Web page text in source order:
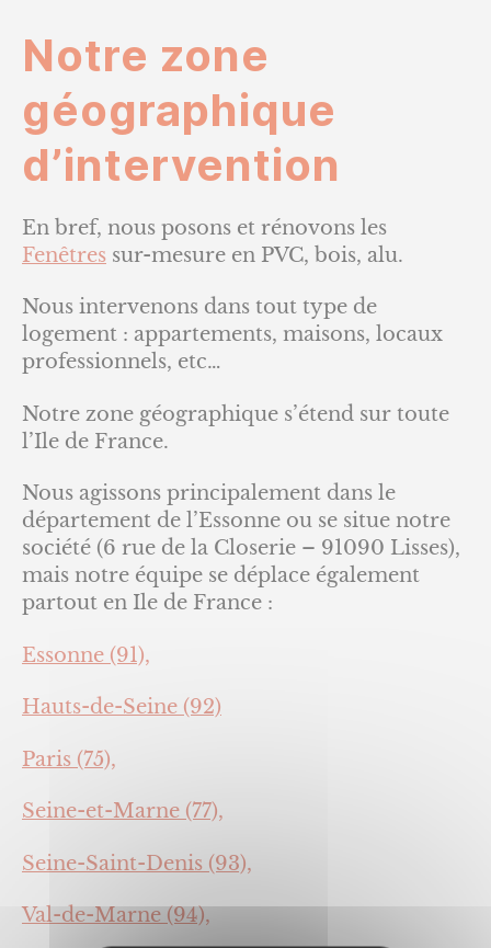
Notre zone
géographique
d’intervention
En bref, nous posons et rénovons les
Fenêtres sur-mesure en PVC, bois, alu.
Nous intervenons dans tout type de
logement : appartements, maisons, locaux
professionnels, etc…
Notre zone géographique s’étend sur toute
l’Ile de France.
Nous agissons principalement dans le
département de l’Essonne ou se situe notre
société (6 rue de la Closerie – 91090 Lisses),
mais notre équipe se déplace également
partout en Ile de France :
Essonne (91),
Hauts-de-Seine (92)
Paris (75),
Seine-et-Marne (77),
Seine-Saint-Denis (93),
Val-de-Marne (94),